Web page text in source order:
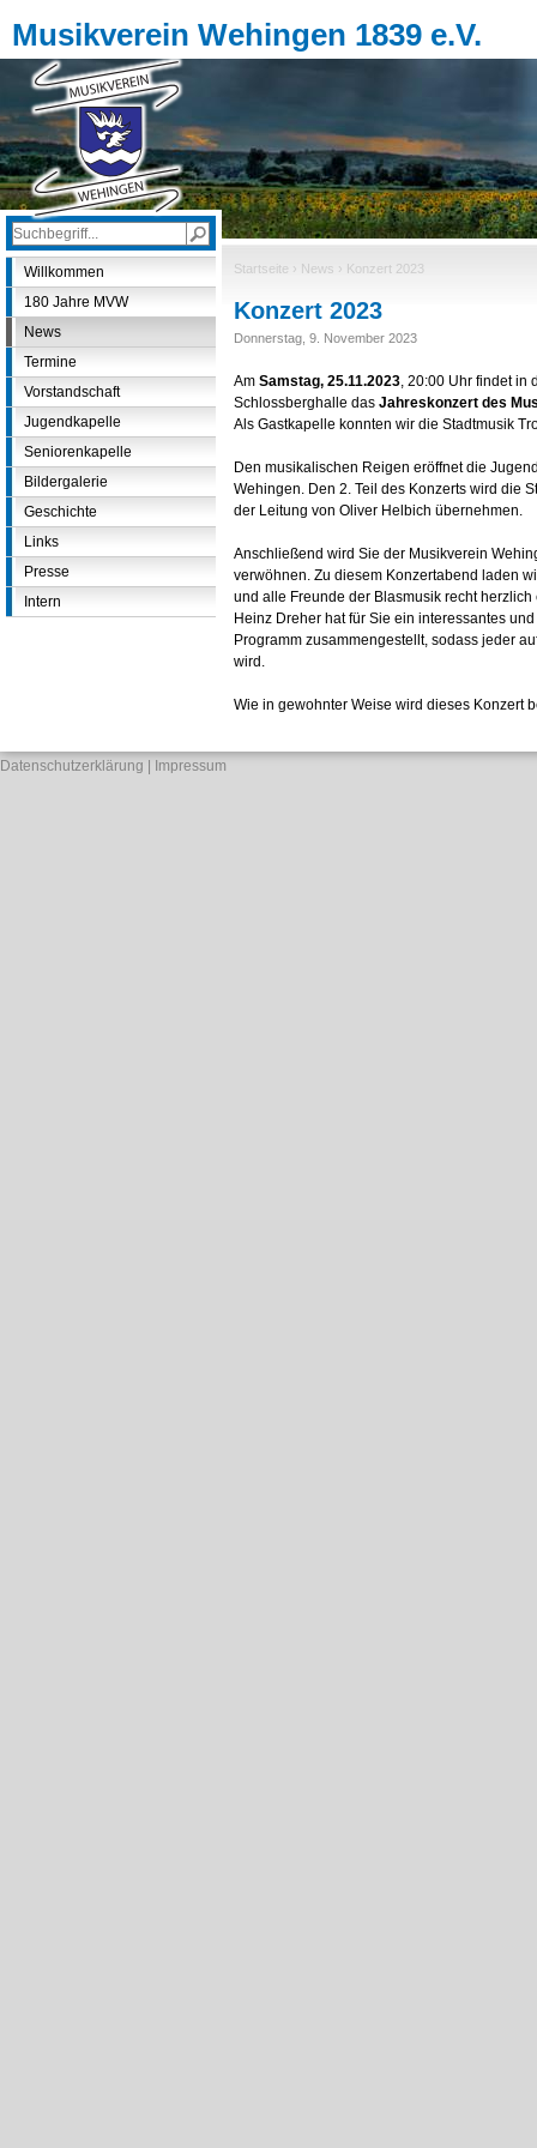
Musikverein Wehingen 1839 e.V.
S
e
s
n
d
h
e
r
Startseite › News › Konzert 2023
Konzert 2023
Donnerstag, 9. November 2023
Am Samstag, 25.11.2023, 20:00 Uhr findet in
Schlossberghalle das Jahreskonzert des
Als Gastkapelle konnten wir die Stadtmusik
Den musikalischen Reigen eröffnet die
Wehingen. Den 2. Teil des Konzerts wird die
der Leitung von Oliver Helbich übernehmen.
Anschließend wird Sie der Musikverein
verwöhnen. Zu diesem Konzertabend laden
und alle Freunde der Blasmusik recht
Heinz Dreher hat für Sie ein interessantes
Programm zusammengestellt, sodass jeder
wird.
Wie in gewohnter Weise wird dieses Konzert
S
u
o
m
l
a
c
t
i
s
Willkommen
180 Jahre MVW
News
Termine
Vorstandschaft
Jugendkapelle
Seniorenkapelle
Bildergalerie
Geschichte
Links
Presse
Intern
Datenschutzerklärung Impressum